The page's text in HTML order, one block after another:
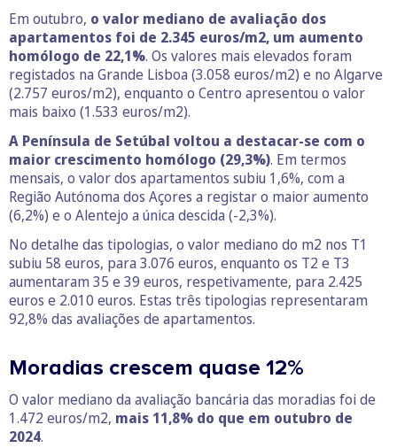
Em outubro, o valor mediano de avaliação dos
apartamentos foi de 2.345 euros/m2, um aumento
homólogo de 22,1%. Os valores mais elevados foram
registados na Grande Lisboa (3.058 euros/m2) e no Algarve
(2.757 euros/m2), enquanto o Centro apresentou o valor
mais baixo (1.533 euros/m2).
A Península de Setúbal voltou a destacar-se com o
maior crescimento homólogo (29,3%). Em termos
mensais, o valor dos apartamentos subiu 1,6%, com a
Região Autónoma dos Açores a registar o maior aumento
(6,2%) e o Alentejo a única descida (-2,3%).
No detalhe das tipologias, o valor mediano do m2 nos T1
subiu 58 euros, para 3.076 euros, enquanto os T2 e T3
aumentaram 35 e 39 euros, respetivamente, para 2.425
euros e 2.010 euros. Estas três tipologias representaram
92,8% das avaliações de apartamentos.
Moradias crescem quase 12%
O valor mediano da avaliação bancária das moradias foi de
1.472 euros/m2, mais 11,8% do que em outubro de
2024.